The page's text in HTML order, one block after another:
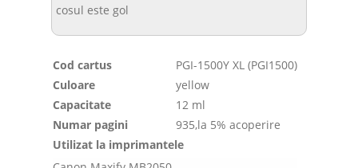
cosul este gol
Cod cartus
PGI-1500Y XL (PGI1500)
Culoare
yellow
Capacitate
12 ml
Numar pagini
935,la 5% acoperire
Utilizat la imprimantele